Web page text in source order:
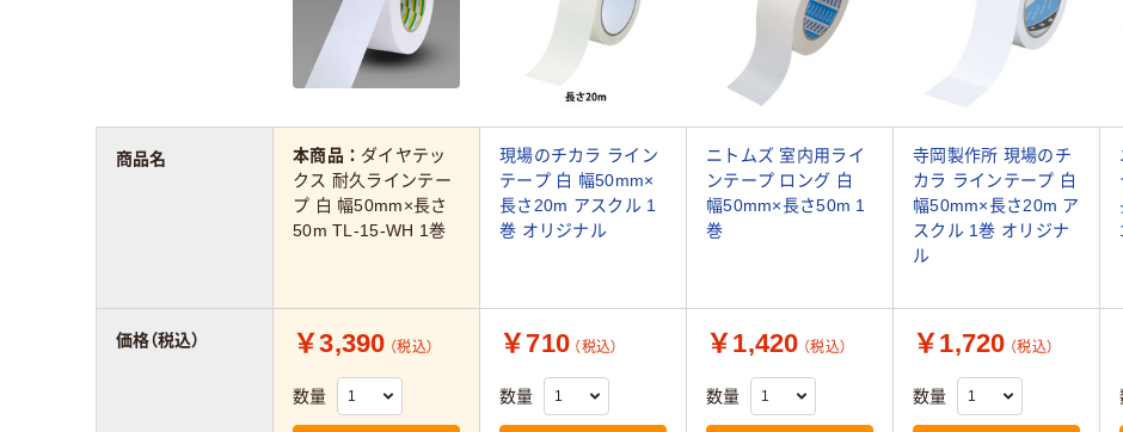
本商品： ダイヤテッ
クス 耐久ラインテー
プ 白 幅50mm×長さ
50m TL-15-WH 1巻
現場のチカラ ライン
テープ 白 幅50mm×
長さ20m アスクル 1
巻 オリジナル
ニトムズ 室内用ライ
ンテープ ロング 白
幅50mm×長さ50m 1
巻
寺岡製作所 現場のチ
カラ ラインテープ 白
幅50mm×長さ20m ア
スクル 1巻 オリジナ
ル
￥3,390 （税込）
数量
￥710 （税込）
数量
￥1,420 （税込）
数量
￥1,720 （税込）
数量
商品名
価格（税込）